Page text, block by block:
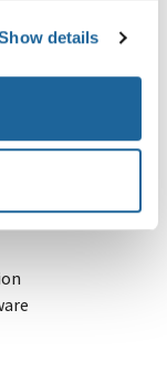
details
Push-